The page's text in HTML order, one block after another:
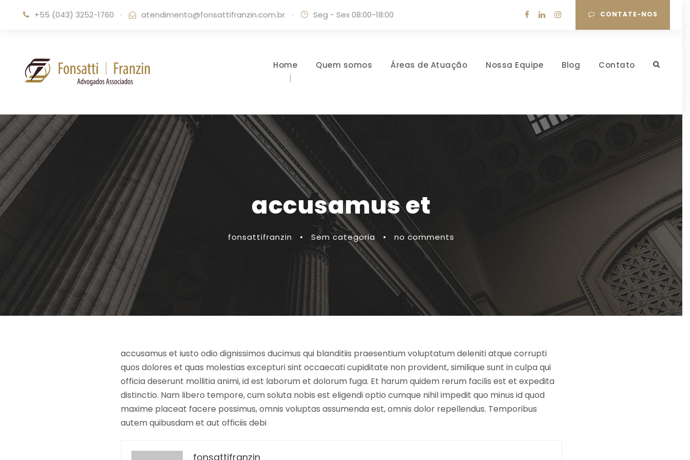
+55 (043) 3252-1760 · atendimento@fonsattifranzin.com.br · Seg - Sex 08:00-18:00 CONTATE-NOS
Home Quem somos Áreas de Atuação Nossa Equipe Blog Contato
accusamus et
fonsattifranzin • Sem categoria • no comments
accusamus et iusto odio dignissimos ducimus qui blanditiis praesentium voluptatum deleniti atque corrupti
quos dolores et quas molestias excepturi sint occaecati cupiditate non provident, similique sunt in culpa qui
officia deserunt mollitia animi, id est laborum et dolorum fuga. Et harum quidem rerum facilis est et expedita
distinctio. Nam libero tempore, cum soluta nobis est eligendi optio cumque nihil impedit quo minus id quod
maxime placeat facere possimus, omnis voluptas assumenda est, omnis dolor repellendus. Temporibus
autem quibusdam et aut officiis debi
fonsattifranzin